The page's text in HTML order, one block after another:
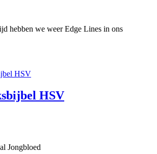
hebben we weer Edge Lines in ons
HSV
Jongbloed